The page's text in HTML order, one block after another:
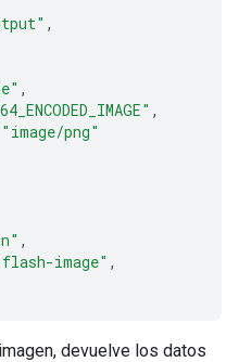
,
,
,
"image/png"
,
image" ,
devuelve los datos